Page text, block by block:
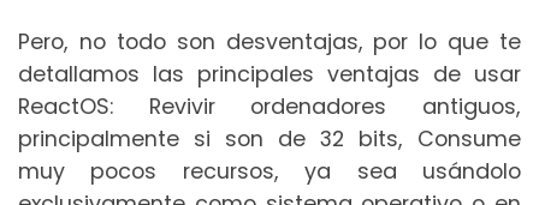
Pero, no todo son desventajas, por lo que te
detallamos las principales ventajas de usar
ReactOS: Revivir ordenadores antiguos,
principalmente si son de 32 bits, Consume
muy pocos recursos, ya sea usándolo